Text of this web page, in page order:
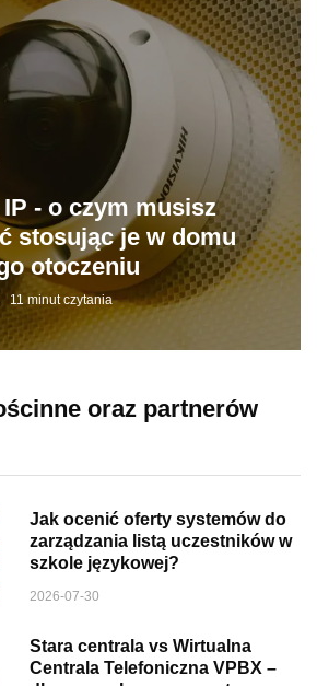
- o czym musisz
stosując je w domu
otoczeniu
11 minut czytania
oraz partnerów
Jak ocenić oferty systemów do
zarządzania listą uczestników w
szkole językowej?
2026-07-30
Stara centrala vs Wirtualna
Centrala Telefoniczna VPBX –